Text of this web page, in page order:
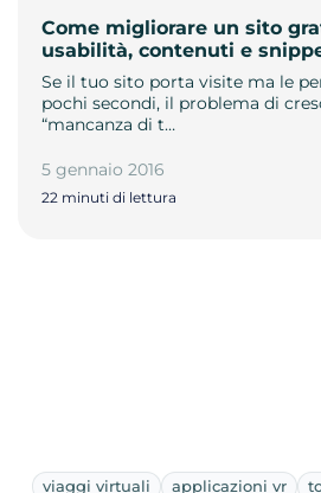
Come migliorare un sito
usabilità, contenuti e
Se il tuo sito porta visite ma le
pochi secondi, il problema di
“mancanza di t…
5 gennaio 2016
22 minuti di lettura
viaggi virtuali applicazioni vr